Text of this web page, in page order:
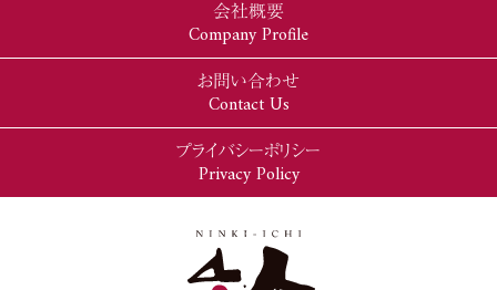
会社概要
Company Profile
お問い合わせ
Contact Us
プライバシーポリシー
Privacy Policy